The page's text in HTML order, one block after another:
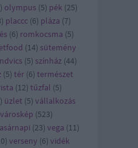
) olympus (5) pék (25)
) placcc (6) pláza (7)
(6) romkocsma (5)
(14) sütemény
(5) színház (44)
(5) tér (6) természet
(12) tűzfal (5)
) üzlet (5) vállalkozás
városkép (523)
(23) vega (11)
) verseny (6) vidék